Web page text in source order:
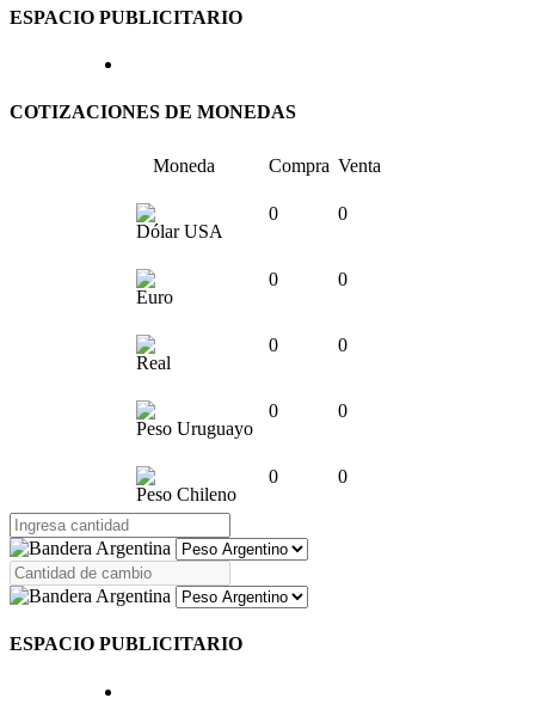
ESPACIO PUBLICITARIO
COTIZACIONES DE MONEDAS
Moneda Compra Venta
Dólar USA
0 0
Euro
0 0
Real
0 0
Peso Uruguayo
0 0
Peso Chileno
0 0
ESPACIO PUBLICITARIO